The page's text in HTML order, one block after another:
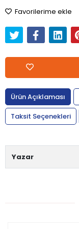
Favorilerime ekle
Ürün Açıklaması
Taksit Seçenekleri
Yazar